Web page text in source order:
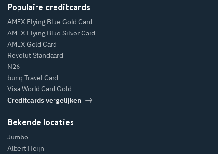
Populaire creditcards
AMEX Flying Blue Gold Card
AMEX Flying Blue Silver Card
AMEX Gold Card
Revolut Standaard
N26
bunq Travel Card
Visa World Card Gold
Creditcards vergelijken
Bekende locaties
Jumbo
Albert Heijn